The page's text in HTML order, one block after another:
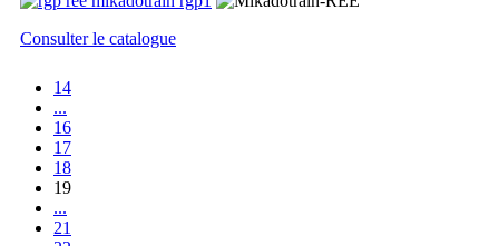
Consulter le catalogue
14
...
16
17
18
19
...
21